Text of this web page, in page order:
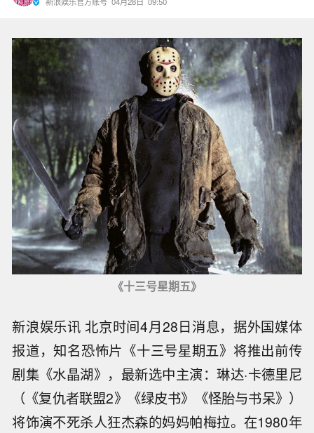
《十三号星期五》
新浪娱乐讯 北京时间4月28日消息，据外国媒体
报道，知名恐怖片《十三号星期五》将推出前传
剧集《水晶湖》，最新选中主演：琳达·卡德里尼
（《复仇者联盟2》《绿皮书》《怪胎与书呆》）
将饰演不死杀人狂杰森的妈妈帕梅拉。在1980年